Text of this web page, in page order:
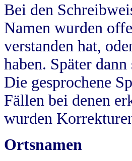
Bei den
Namen wurden
verstanden hat,
haben. Später
Die gesprochene
Fällen bei denen
wurden
Ortsnamen